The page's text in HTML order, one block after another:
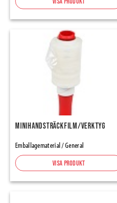
Minihandsträckfilm/verktyg
Emballagematerial / General
Visa produkt